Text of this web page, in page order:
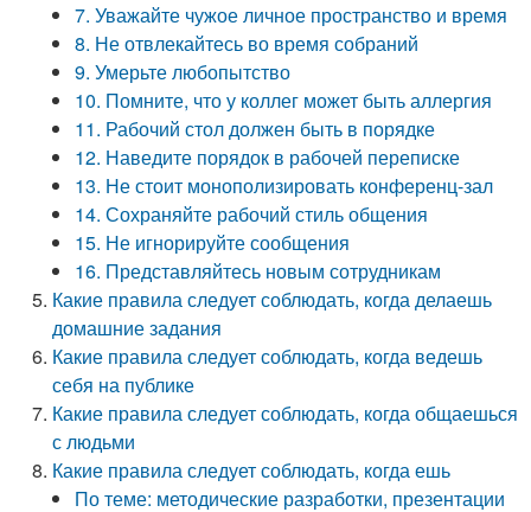
7. Уважайте чужое личное пространство и время
8. Не отвлекайтесь во время собраний
9. Умерьте любопытство
10. Помните, что у коллег может быть аллергия
11. Рабочий стол должен быть в порядке
12. Наведите порядок в рабочей переписке
13. Не стоит монополизировать конференц-зал
14. Сохраняйте рабочий стиль общения
15. Не игнорируйте сообщения
16. Представляйтесь новым сотрудникам
Какие правила следует соблюдать, когда делаешь
домашние задания
Какие правила следует соблюдать, когда ведешь
себя на публике
Какие правила следует соблюдать, когда общаешься
с людьми
Какие правила следует соблюдать, когда ешь
По теме: методические разработки, презентации